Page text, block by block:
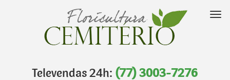
Televendas 24h: (77) 3003-7276